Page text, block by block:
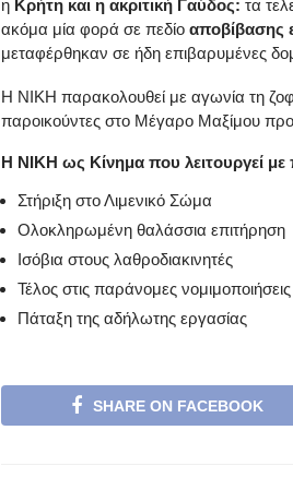
η Κρήτη και η ακριτική Γαύδος: τα
ακόμα μία φορά σε πεδίο αποβίβασης
μεταφέρθηκαν σε ήδη επιβαρυμένες
Η ΝΙΚΗ παρακολουθεί με αγωνία τη
παροικούντες στο Μέγαρο Μαξίμου
Η ΝΙΚΗ ως Κίνημα που λειτουργεί
Στήριξη στο Λιμενικό Σώμα
Ολοκληρωμένη θαλάσσια επιτήρηση
Ισόβια στους λαθροδιακινητές
Τέλος στις παράνομες νομιμοποιήσεις
Πάταξη της αδήλωτης εργασίας
SHARE ON FACEBOOK